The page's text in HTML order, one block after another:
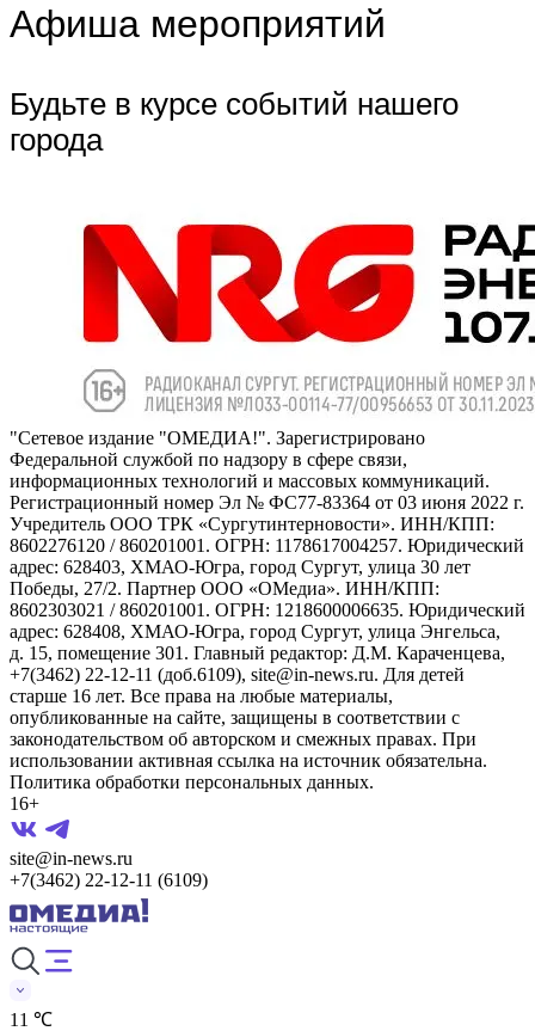
Афиша мероприятий
Будьте в курсе событий нашего
города
"Сетевое издание "ОМЕДИА!". Зарегистрировано
Федеральной службой по надзору в сфере связи,
информационных технологий и массовых коммуникаций.
Регистрационный номер Эл № ФС77-83364 от 03 июня 2022 г.
Учредитель ООО ТРК «Сургутинтерновости». ИНН/КПП:
8602276120 / 860201001. ОГРН: 1178617004257. Юридический
адрес: 628403, ХМАО-Югра, город Сургут, улица 30 лет
Победы, 27/2. Партнер ООО «ОМедиа». ИНН/КПП:
8602303021 / 860201001. ОГРН: 1218600006635. Юридический
адрес: 628408, ХМАО-Югра, город Сургут, улица Энгельса,
д. 15, помещение 301. Главный редактор: Д.М. Караченцева,
+7(3462) 22-12-11 (доб.6109), site@in-news.ru. Для детей
старше 16 лет. Все права на любые материалы,
опубликованные на сайте, защищены в соответствии с
законодательством об авторском и смежных правах. При
использовании активная ссылка на источник обязательна.
Политика обработки персональных данных.
16+
site@in-news.ru
+7(3462) 22-12-11 (6109)
11 ℃